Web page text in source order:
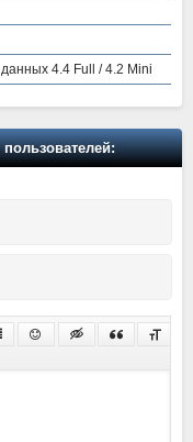
4.4 Full / 4.2 Mini